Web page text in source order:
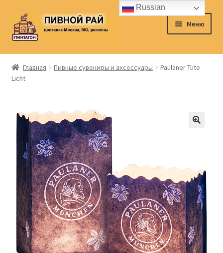
Перейти
к
навигации
Перейти
к
содержимому
Меню
Главная
Аккаунт
Заказ
Контакты
Корзина
О нас
Сигары
Главная Пивные сувениры и аксессуары
Paulaner Tüte
Licht
Russian